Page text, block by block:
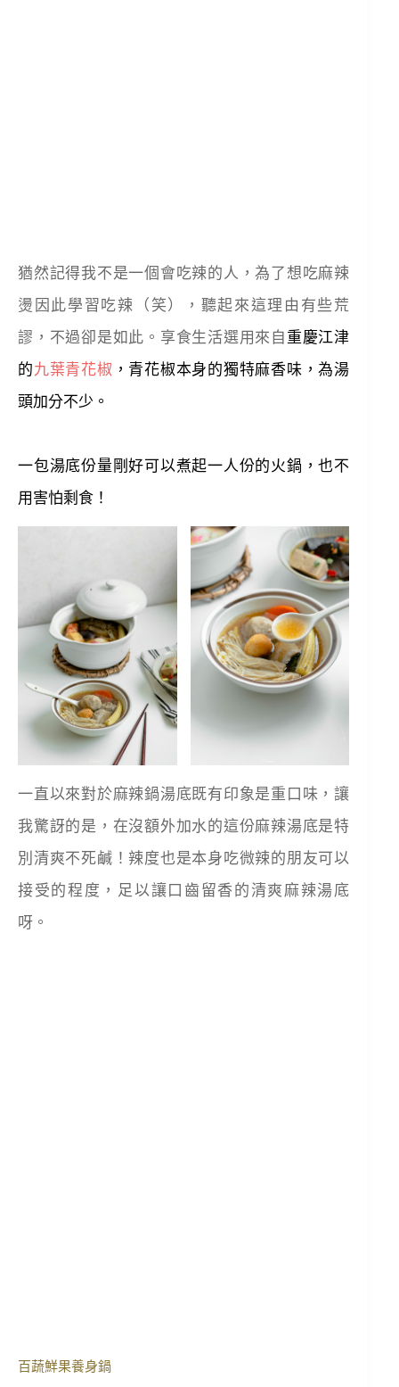
猶然記得我不是一個會吃辣的人，為了想吃麻辣
燙因此學習吃辣（笑），聽起來這理由有些荒
謬，不過卻是如此。享食生活選用來自 重慶江津
的九葉青花椒 ，青花椒本身的獨特麻香味，為湯
頭加分不少。
一包湯底份量剛好可以煮起一人份的火鍋，也不
用害怕剩食！
一直以來對於麻辣鍋湯底既有印象是重口味，讓
我驚訝的是，在沒額外加水的這份麻辣湯底是特
別清爽不死鹹！辣度也是本身吃微辣的朋友可以
接受的程度，足以讓口齒留香的清爽麻辣湯底
呀。
百蔬鮮果養身鍋